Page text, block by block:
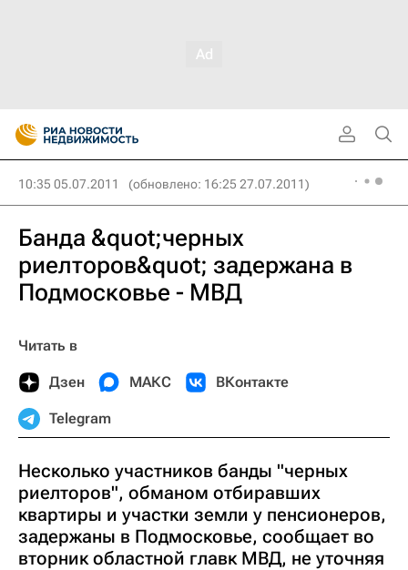
10:35 05.07.2011 (обновлено: 16:25 27.07.2011)
Банда &quot;черных
риелторов&quot; задержана в
Подмосковье - МВД
Читать в
Дзен МАКС ВКонтакте
Telegram
Несколько участников банды "черных
риелторов", обманом отбиравших
квартиры и участки земли у пенсионеров,
задержаны в Подмосковье, сообщает во
вторник областной главк МВД, не уточняя